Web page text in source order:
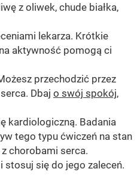
z oliwek, chude białka,
lekarza. Krótkie
aktywność pomogą ci
przechodzić przez
Dbaj o swój spokój,
kardiologiczną. Badania
tego typu ćwiczeń na stan
chorobami serca.
stosuj się do jego zaleceń.